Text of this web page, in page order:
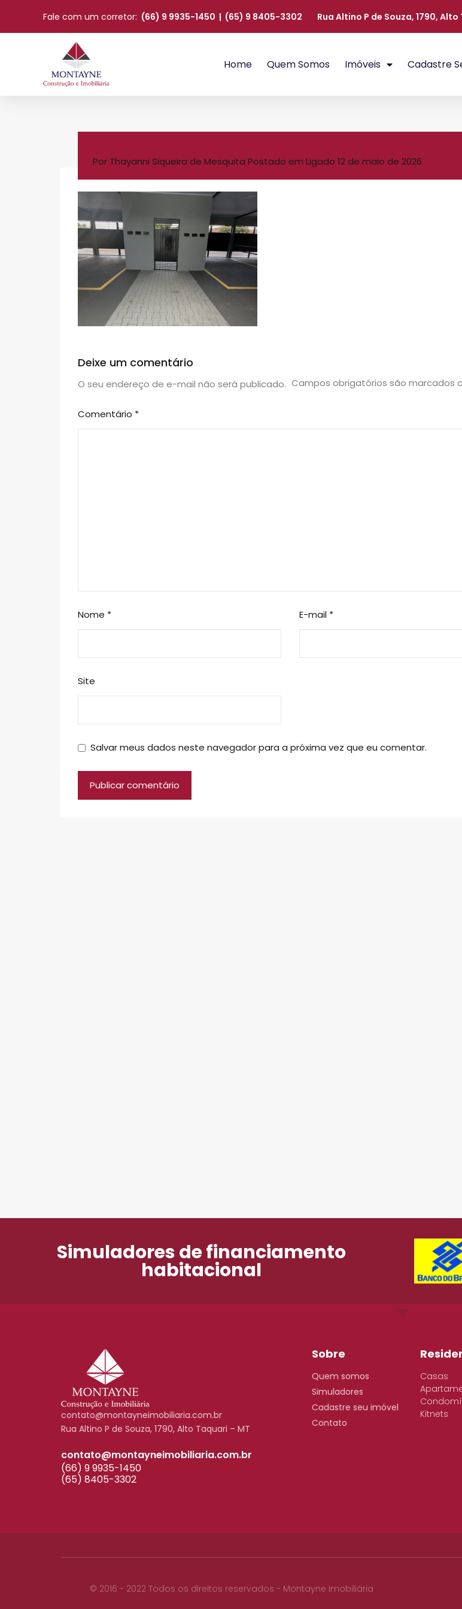
Fale com um corretor: (66) 9 9935-1450 | (65) 9 8405-3302 Rua Altino P de Souza, 1790,
Home Quem Somos Imóveis Cadastre
Por Thayanni Siqueira de Mesquita Postado em Ligado 12 de maio de 2026
Deixe um comentário
O seu endereço de e-mail não será publicado. Campos obrigatórios são marcados
Comentário *
Nome * E-mail *
Site
Salvar meus dados neste navegador para a próxima vez que eu comentar.
Simuladores de financiamento
habitacional
contato@montayneimobiliaria.com.br
Rua Altino P de Souza, 1790, Alto Taquari – MT
contato@montayneimobiliaria.com.br
(66) 9 9935-1450
(65) 8405-3302
Sobre
Quem somos
Simuladores
Cadastre seu imóvel
Contato
Casas
Kitnets
© 2016 - 2022 Todos os direitos reservados - Montayne Imobiliária